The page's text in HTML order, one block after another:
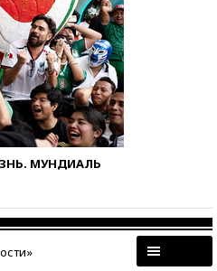
МУНДИАЛЬ